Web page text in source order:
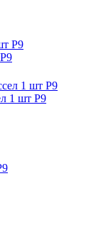
1 шт Р9